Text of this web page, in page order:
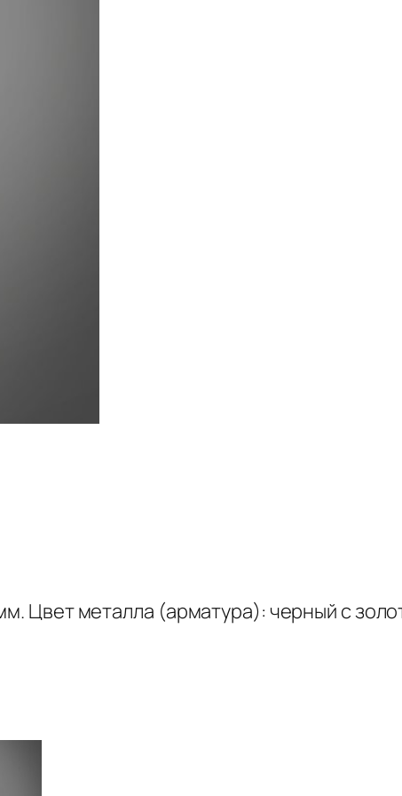
Цвет металла (арматура): черный с